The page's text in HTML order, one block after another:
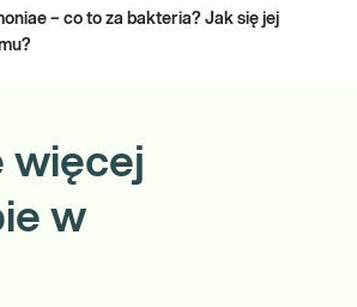
– co to za bakteria? Jak się jej
więcej
w